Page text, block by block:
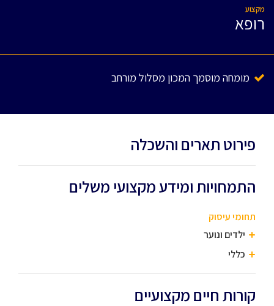
מקצוע
רופא
מומחה מוסמך המכון מסלול מורחב
פירוט תארים והשכלה
התמחויות ומידע מקצועי משלים
תחומי עיסוק
ילדים ונוער
כללי
קורות חיים מקצועיים